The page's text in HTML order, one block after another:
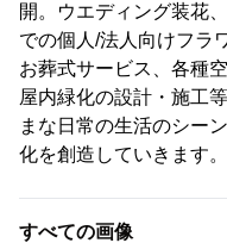
開。ウエディング装花
での個人/法人向けフラ
お葬式サービス、各種
屋内緑化の設計・施工
まな日常の生活のシー
化を創造していきます。
すべての画像